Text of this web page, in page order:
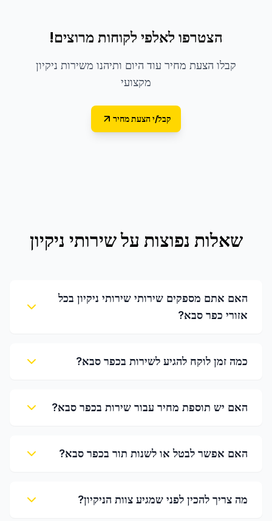
הצטרפו לאלפי לקוחות מרוצים!
קבלו הצעת מחיר עוד היום ותיהנו משירות ניקיון
מקצועי
קבל/י הצעת מחיר
שאלות נפוצות עלשירותי ניקיון
האם אתם מספקים שירותי שירותי ניקיון בכל
אזורי כפר סבא?
כמה זמן לוקח להגיע לשירות בכפר סבא?
האם יש תוספת מחיר עבור שירות בכפר סבא?
האם אפשר לבטל או לשנות תור בכפר סבא?
מה צריך להכין לפני שמגיע צוות הניקיון?